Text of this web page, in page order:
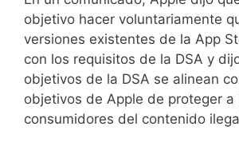
e
v
e
l
a
c
objetivo hacer voluntariamente
versiones existentes de la App
con los requisitos de la DSA y
objetivos de la DSA se alinean
objetivos de Apple de proteger a
consumidores del contenido